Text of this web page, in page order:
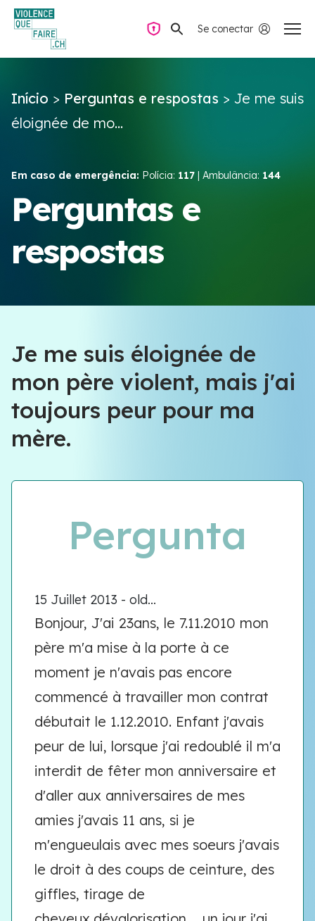
Se conectar
Perguntas e respostas
Violência no casal
Recursos e campanhas
Équipe VIOLENCE QUE FAIRE
Meet our team
Navegação privada
Início > Perguntas e respostas > Je me suis
éloignée de mo...
Em caso de emergência: Polícia: 117 | Ambulância: 144
Perguntas e
respostas
Je me suis éloignée de
mon père violent, mais j'ai
toujours peur pour ma
mère.
Pergunta
15 Juillet 2013 - old...
Bonjour, J'ai 23ans, le 7.11.2010 mon
père m'a mise à la porte à ce
moment je n'avais pas encore
commencé à travailler mon contrat
débutait le 1.12.2010. Enfant j'avais
peur de lui, lorsque j'ai redoublé il m'a
interdit de fêter mon anniversaire et
d'aller aux anniversaires de mes
amies j'avais 11 ans, si je
m'engueulais avec mes soeurs j'avais
le droit à des coups de ceinture, des
giffles, tirage de